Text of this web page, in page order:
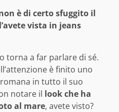
è di certo sfuggito il
vista in jeans
torna a far parlare di sé.
è finito uno
in tutto il suo
notare il look che ha
al mare, avete visto?